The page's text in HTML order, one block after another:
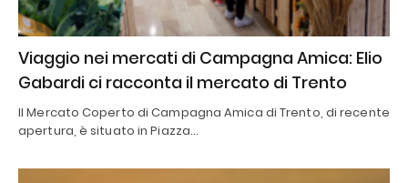
Viaggio nei mercati di Campagna Amica: Elio
Gabardi ci racconta il mercato di Trento
Il Mercato Coperto di Campagna Amica di Trento, di recente
apertura, è situato in Piazza…